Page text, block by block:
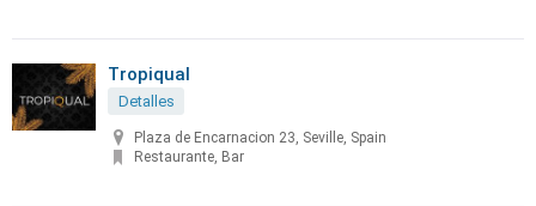
Tropiqual
Detalles
Plaza de Encarnacion 23, Seville, Spain
Restaurante, Bar